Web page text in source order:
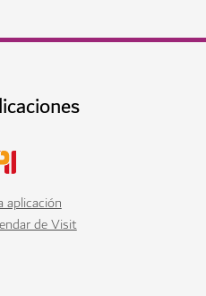
aplicación
de Visit